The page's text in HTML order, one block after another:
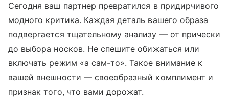
Сегодня ваш партнер превратился в придирчивого
модного критика. Каждая деталь вашего образа
подвергается тщательному анализу — от прически
до выбора носков. Не спешите обижаться или
включать режим «а сам-то». Такое внимание к
вашей внешности — своеобразный комплимент и
признак того, что вами дорожат.